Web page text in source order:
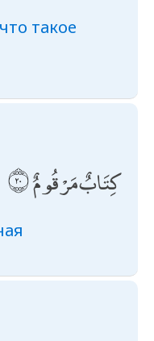
такое
كِتَابٌ مَرْقُومٌ